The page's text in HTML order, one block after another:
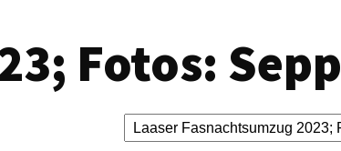
Fotos: Sepp